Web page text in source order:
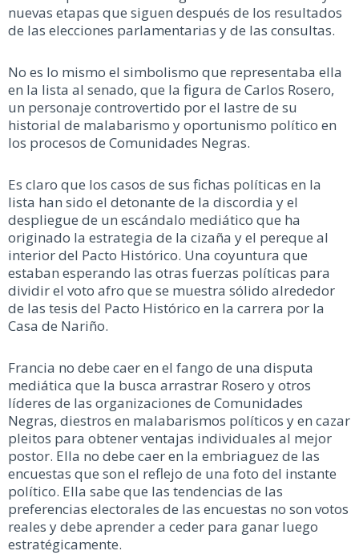
nuevas etapas que siguen después de los resultados
de las elecciones parlamentarias y de las consultas.
No es lo mismo el simbolismo que representaba ella
en la lista al senado, que la figura de Carlos Rosero,
un personaje controvertido por el lastre de su
historial de malabarismo y oportunismo político en
los procesos de Comunidades Negras.
Es claro que los casos de sus fichas políticas en la
lista han sido el detonante de la discordia y el
despliegue de un escándalo mediático que ha
originado la estrategia de la cizaña y el pereque al
interior del Pacto Histórico. Una coyuntura que
estaban esperando las otras fuerzas políticas para
dividir el voto afro que se muestra sólido alrededor
de las tesis del Pacto Histórico en la carrera por la
Casa de Nariño.
Francia no debe caer en el fango de una disputa
mediática que la busca arrastrar Rosero y otros
líderes de las organizaciones de Comunidades
Negras, diestros en malabarismos políticos y en cazar
pleitos para obtener ventajas individuales al mejor
postor. Ella no debe caer en la embriaguez de las
encuestas que son el reflejo de una foto del instante
político. Ella sabe que las tendencias de las
preferencias electorales de las encuestas no son votos
reales y debe aprender a ceder para ganar luego
estratégicamente.